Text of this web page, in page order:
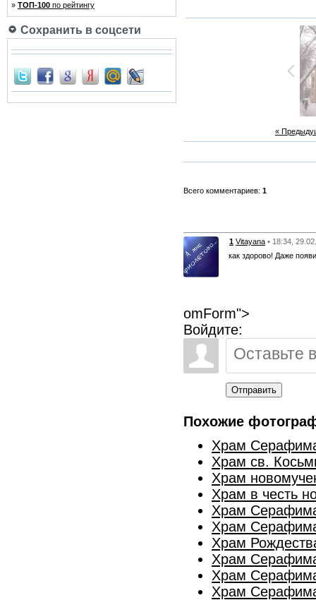
» ТОП-100 по рейтингу
Сохранить в соцсети
«
Всего комментариев: 1
1 Vitayana • 18:34,
как здорово! Даже
omForm">
Войдите:
Отправить
Похожие
Храм
Храм св.
Храм
Храм в честь
Храм
Храм
Храм
Храм
Храм
Храм